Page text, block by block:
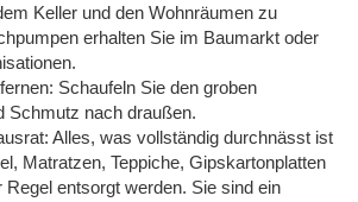
Keller und den Wohnräumen zu
erhalten Sie im Baumarkt oder
Schaufeln Sie den groben
Schmutz nach draußen.
Alles, was vollständig durchnässt ist
Matratzen, Teppiche, Gipskartonplatten
Regel entsorgt werden. Sie sind ein